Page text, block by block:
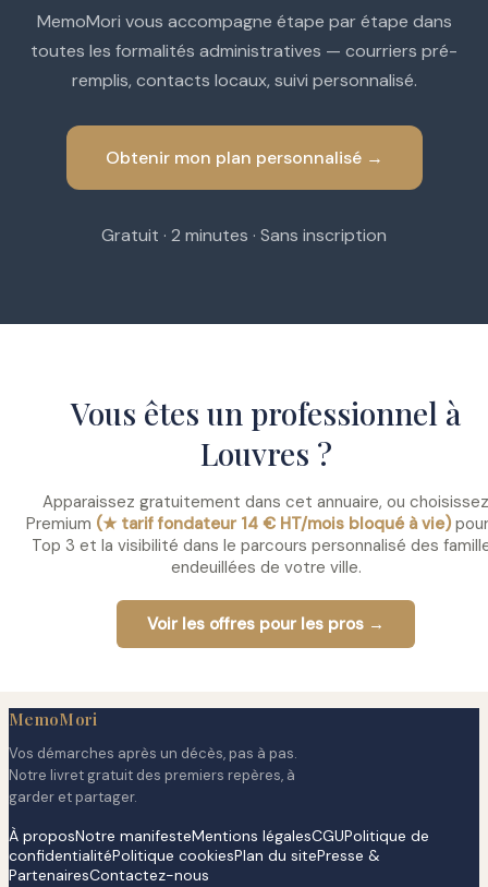
MemoMori vous accompagne étape par étape dans
toutes les formalités administratives — courriers pré-
remplis, contacts locaux, suivi personnalisé.
Obtenir mon plan personnalisé →
Gratuit · 2 minutes · Sans inscription
Vous êtes un professionnel à
Louvres ?
Apparaissez gratuitement dans cet annuaire, ou choisissez
Premium (★ tarif fondateur 14 € HT/mois bloqué à vie)
Top 3 et la visibilité dans le parcours personnalisé des
endeuillées de votre ville.
Voir les offres pour les pros →
MemoMori
Vos démarches après un décès, pas à pas.
Notre livret gratuit des premiers repères, à
garder et partager.
À proposNotre manifesteMentions légalesCGUPolitique de
confidentialitéPolitique cookiesPlan du sitePresse &
PartenairesContactez-nous